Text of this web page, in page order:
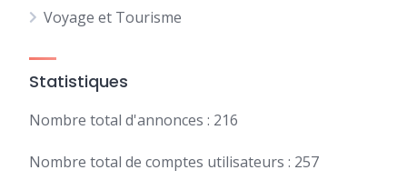
Voyage et Tourisme
Statistiques
Nombre total d'annonces : 216
Nombre total de comptes utilisateurs : 257